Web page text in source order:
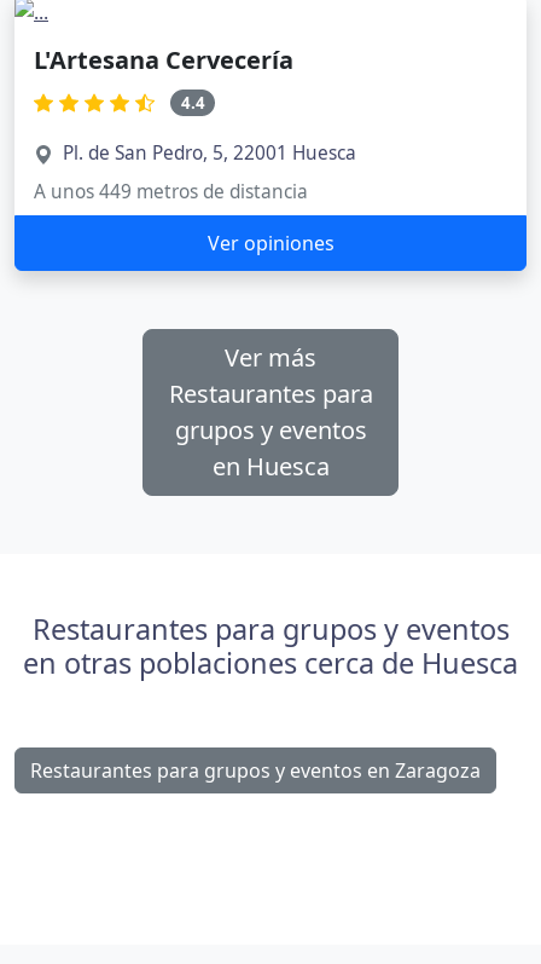
L'Artesana Cervecería
4.4
Pl. de San Pedro, 5, 22001 Huesca
A unos 449 metros de distancia
Ver opiniones
Ver más
Restaurantes para
grupos y eventos
en Huesca
Restaurantes para grupos y eventos
en otras poblaciones cerca de Huesca
Restaurantes para grupos y eventos en Zaragoza